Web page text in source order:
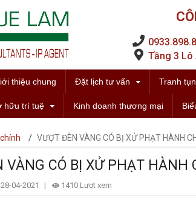
Tầng 3 Lô
thiệu chung Đặt lịch tư vấn Tranh
hữu trí tuệ Kinh doanh thương mại
/ VƯỢT ĐÈN VÀNG CÓ BỊ XỬ PHẠT HÀNH
VÀNG CÓ BỊ XỬ PHẠT HÀNH
28-04-2021 | 1410 Lượt xem